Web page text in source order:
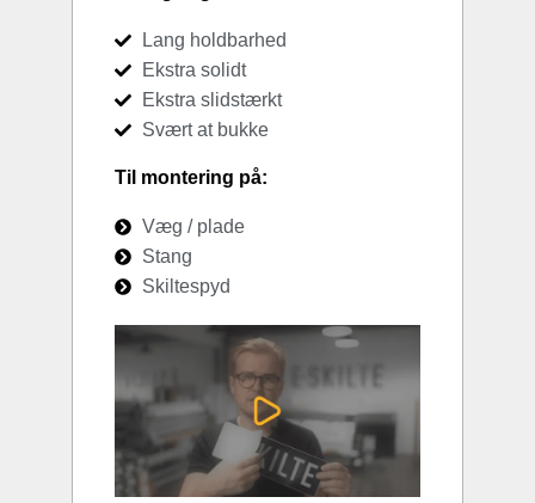
Lang holdbarhed
Ekstra solidt
Ekstra slidstærkt
Svært at bukke
Til montering på:
Væg / plade
Stang
Skiltespyd